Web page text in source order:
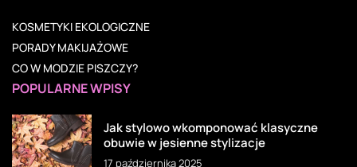
KOSMETYKI EKOLOGICZNE
PORADY MAKIJAŻOWE
CO W MODZIE PISZCZY?
POPULARNE WPISY
Jak stylowo wkomponować klasyczne
obuwie w jesienne stylizacje
17 października 2025